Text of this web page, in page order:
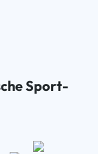
Sport-